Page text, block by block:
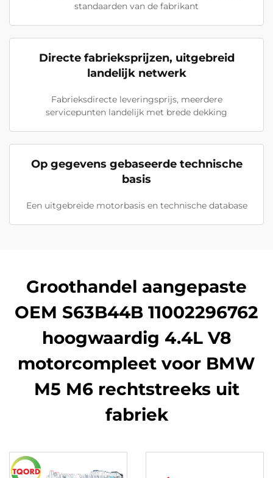
standaarden van de fabrikant
Directe fabrieksprijzen, uitgebreid
landelijk netwerk
Fabrieksdirecte leveringsprijs, meerdere
servicepunten landelijk met brede dekking
Op gegevens gebaseerde technische
basis
Een uitgebreide motorbasis en technische database
Groothandel aangepaste
OEM S63B44B 11002296762
hoogwaardig 4.4L V8
motorcompleet voor BMW
M5 M6 rechtstreeks uit
fabriek